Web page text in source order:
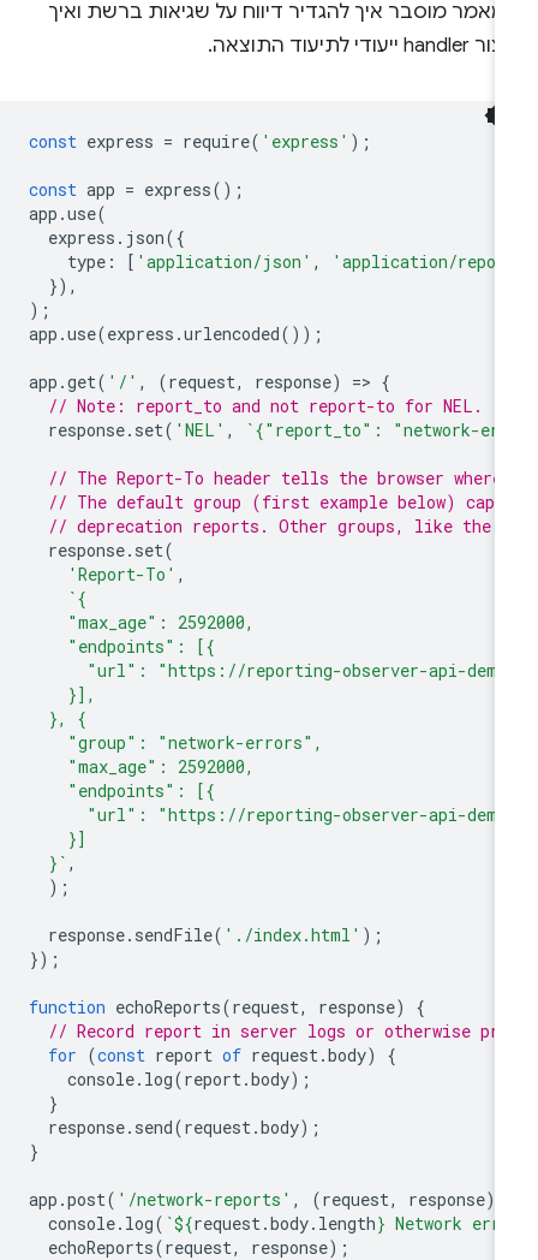
מוסבר איך להגדיר דיווח על שגיאות ברשת ואיך
const express = require('express'
const app = express
app.use
express.json
type : ['application/json' , 'application/
app.use(express.urlencoded ());
app.get( '/', (request, response) =
// Note: report_to and not report-to for NEL.
response.set('NEL', `{"report_to": "network-
// The Report-To header tells the browser
// The default group (first example below)
// deprecation reports. Other groups, like the
response.set
'Report-To'
    "max_age": 2592000,
    "endpoints": [{
"url": "https://reporting-observer-api-
    }],
  }, {
    "group": "network-errors",
    "max_age": 2592000,
    "endpoints": [{
"url": "https://reporting-observer-api-
    }]
  }`
response.sendFile ('./index.html'
function echoReports(request, response
// Record report in server logs or otherwise
for (const report of request.body
console.log(report.body
response.send(request.body
app.post('/network-reports', (request, response
console.log(`${request.body.length} Network
echoReports(request, response